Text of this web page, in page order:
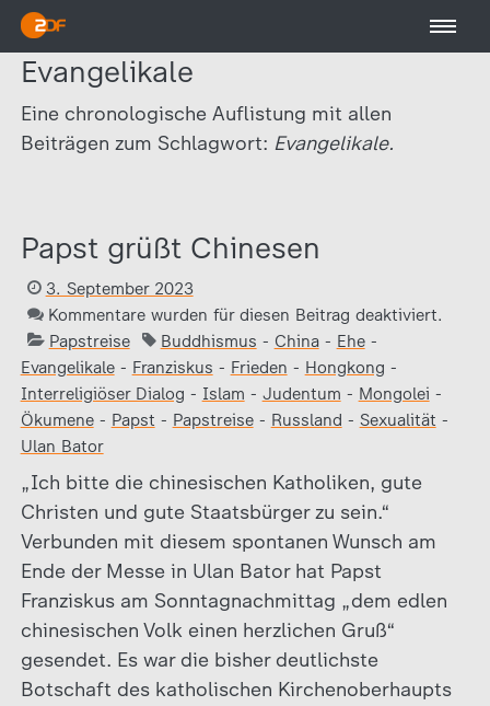
Evangelikale
Eine chronologische Auflistung mit allen
Beiträgen zum Schlagwort: Evangelikale.
Papst grüßt Chinesen
3. September 2023
Kommentare wurden für diesen Beitrag deaktiviert.
Papstreise
Buddhismus - China- Ehe-
Evangelikale- Franziskus - Frieden - Hongkong -
Interreligiöser Dialog - Islam - Judentum - Mongolei -
Ökumene- Papst - Papstreise- Russland - Sexualität -
Ulan Bator
„Ich bitte die chinesischen Katholiken, gute
Christen und gute Staatsbürger zu sein.“
Verbunden mit diesem spontanen Wunsch am
Ende der Messe in Ulan Bator hat Papst
Franziskus am Sonntagnachmittag „dem edlen
chinesischen Volk einen herzlichen Gruß“
gesendet. Es war die bisher deutlichste
Botschaft des katholischen Kirchenoberhaupts